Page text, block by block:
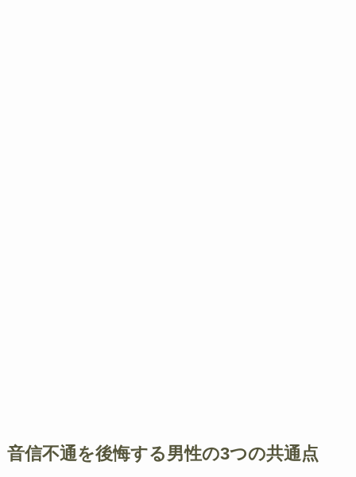
音信不通を後悔する男性の3つの共通点